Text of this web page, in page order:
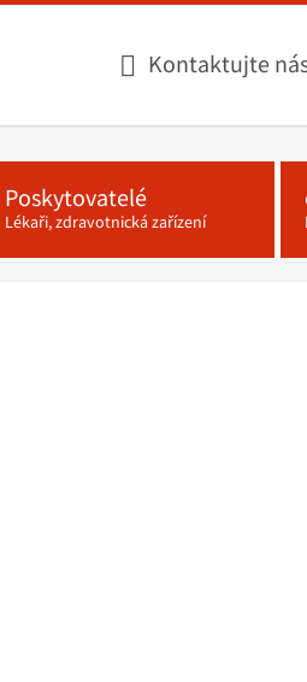
Kontaktujte
Poskytovatelé
Lékaři, zdravotnická zařízení